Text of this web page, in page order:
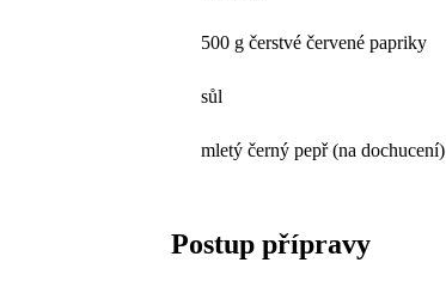
500 g čerstvé červené papriky
sůl
mletý černý pepř (na dochucení)
Postup přípravy